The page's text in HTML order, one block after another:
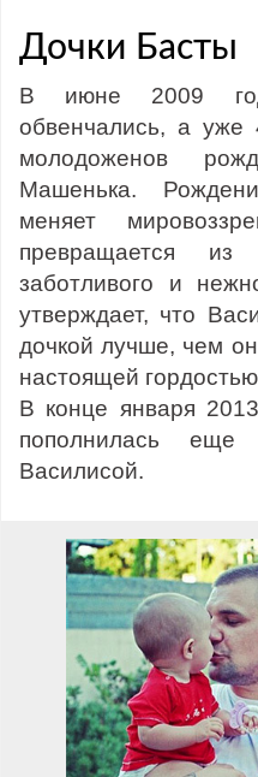
Дочки Басты
В июне 2009
обвенчались, а уже
молодоженов
Машенька.
меняет
превращается
заботливого и
утверждает, что
дочкой лучше, чем
настоящей
В конце января
пополнилась
Василисой.